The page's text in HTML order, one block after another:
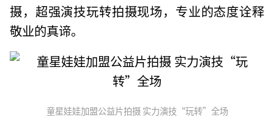
摄，超强演技玩转拍摄现场，专业的态度诠释
敬业的真谛。
童星娃娃加盟公益片拍摄 实力演技“玩转”全场